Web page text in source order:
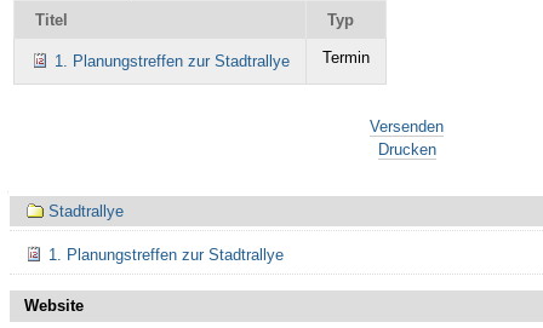
Titel Typ
1. Planungstreffen zur Stadtrallye Termin
Versenden
Drucken
Navigation
Stadtrallye
1. Planungstreffen zur Stadtrallye
Website